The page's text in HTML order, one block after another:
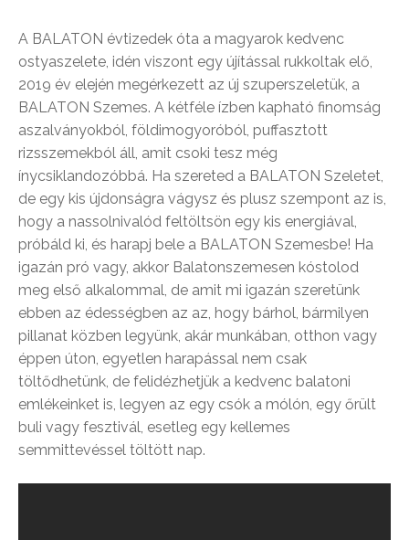
A BALATON évtizedek óta a magyarok kedvenc
ostyaszelete, idén viszont egy újítással rukkoltak elő,
2019 év elején megérkezett az új szuperszeletük, a
BALATON Szemes. A kétféle ízben kapható finomság
aszalványokból, földimogyoróból, puffasztott
rizsszemekból áll, amit csoki tesz még
ínycsiklandozóbbá. Ha szereted a BALATON Szeletet,
de egy kis újdonságra vágysz és plusz szempont az is,
hogy a nassolnivalód feltöltsön egy kis energiával,
próbáld ki, és harapj bele a BALATON Szemesbe! Ha
igazán pró vagy, akkor Balatonszemesen kóstolod
meg első alkalommal, de amit mi igazán szeretünk
ebben az édességben az az, hogy bárhol, bármilyen
pillanat közben legyünk, akár munkában, otthon vagy
éppen úton, egyetlen harapással nem csak
töltődhetünk, de felidézhetjük a kedvenc balatoni
emlékeinket is, legyen az egy csók a mólón, egy őrült
buli vagy fesztivál, esetleg egy kellemes
semmittevéssel töltött nap.